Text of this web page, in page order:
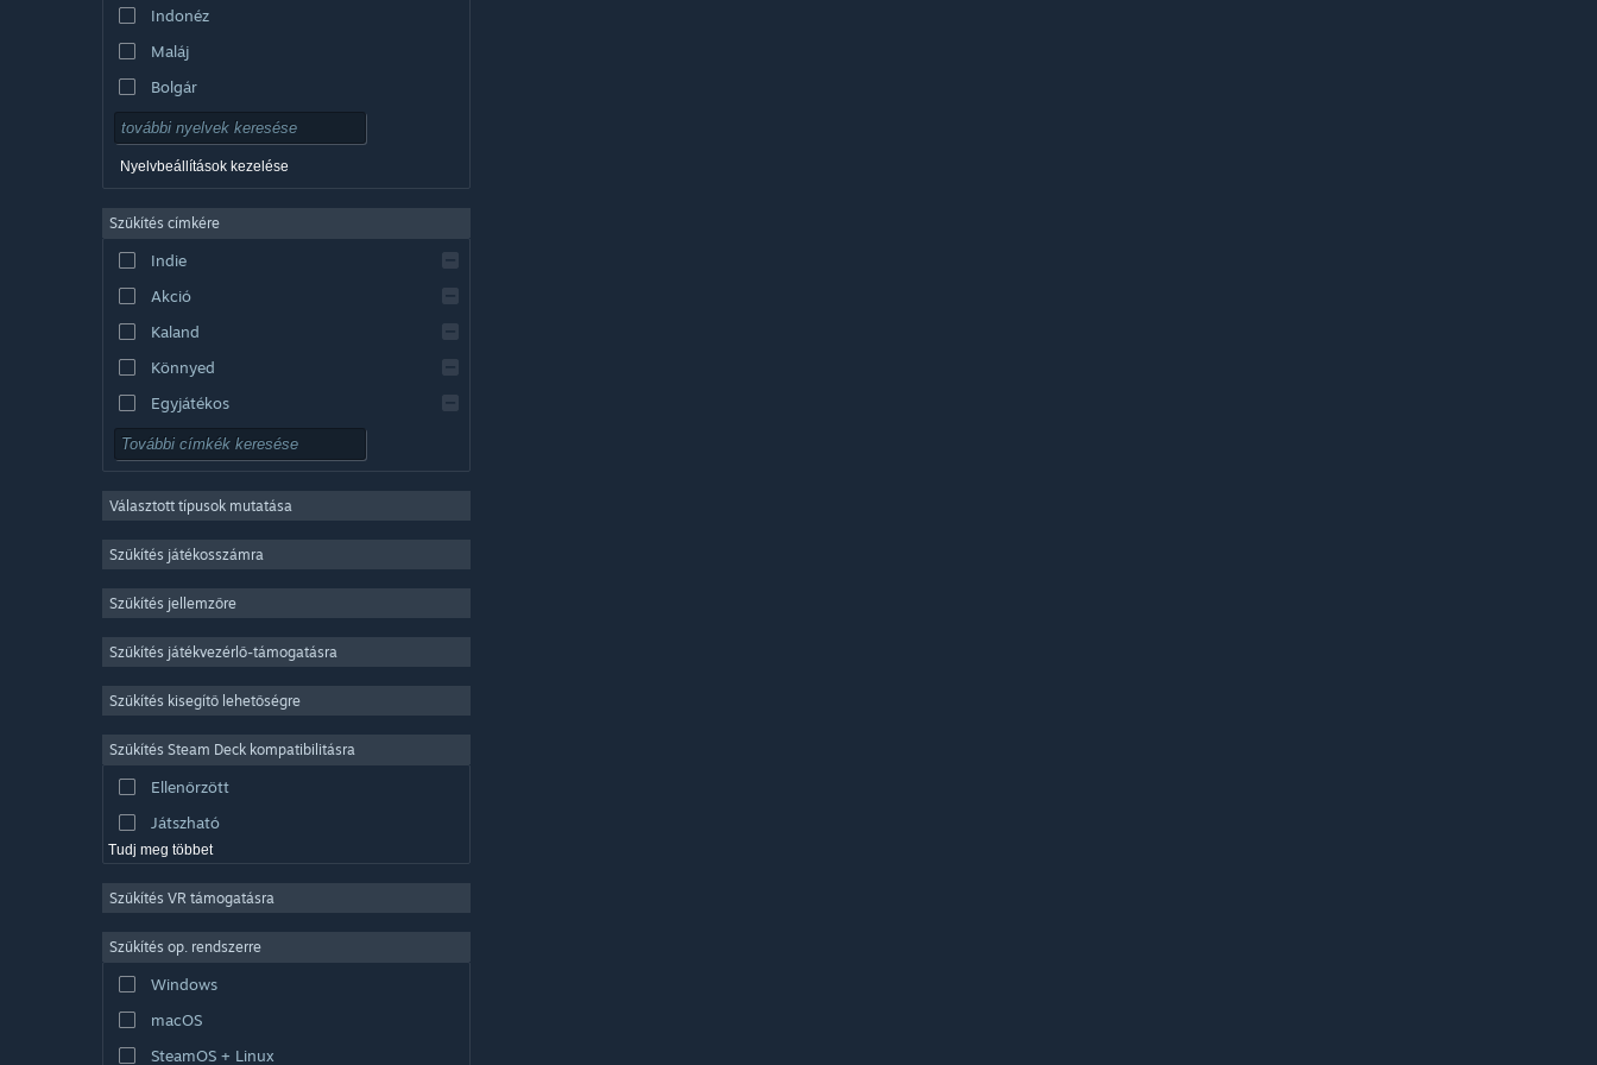
Indonéz
Maláj
Bolgár
Cseh
Dán
Angol
Spanyolországi spanyol
Latin-amerikai spanyol
Nyelvbeállítások kezelése
Szűkítés címkére
Indie
Akció
Kaland
Könnyed
Egyjátékos
Szimuláció
Stratégia
2D
3D
Ingyenesen játszható
Színes
Felfedezés
Választott típusok mutatása
Szűkítés játékosszámra
Szűkítés jellemzőre
Szűkítés játékvezérlő-támogatásra
Szűkítés kisegítő lehetőségre
Szűkítés Steam Deck kompatibilitásra
Ellenőrzött
Játszható
Tudj meg többet
Szűkítés VR támogatásra
Szűkítés op. rendszerre
Windows
macOS
SteamOS + Linux